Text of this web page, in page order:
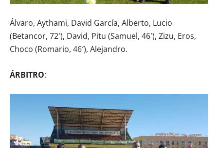
Álvaro, Aythami, David García, Alberto, Lucio
(Betancor, 72′), David, Pitu (Samuel, 46′), Zizu, Eros,
Choco (Romario, 46′), Alejandro.
ÁRBITRO: